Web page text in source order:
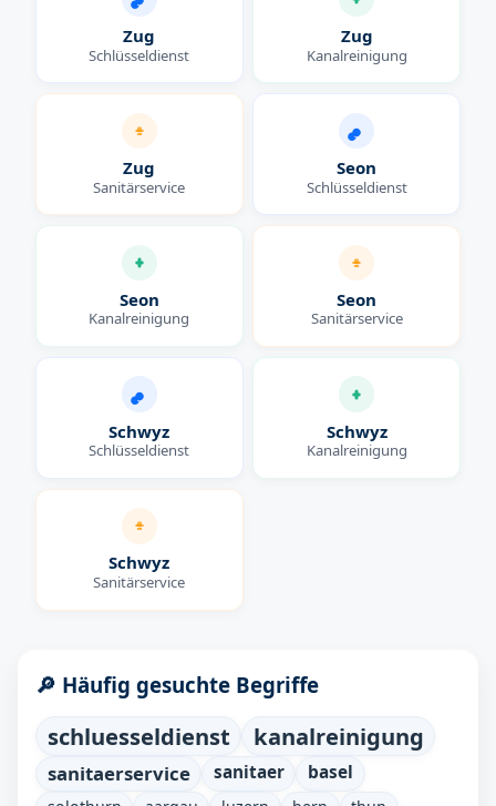
Zug
Schlüsseldienst
Zug
Kanalreinigung
Zug
Sanitärservice
Seon
Schlüsseldienst
Seon
Kanalreinigung
Seon
Sanitärservice
Schwyz
Schlüsseldienst
Schwyz
Kanalreinigung
Schwyz
Sanitärservice
🔎 Häufig gesuchte Begriffe
schluesseldienst kanalreinigung
sanitaerservice sanitaer basel